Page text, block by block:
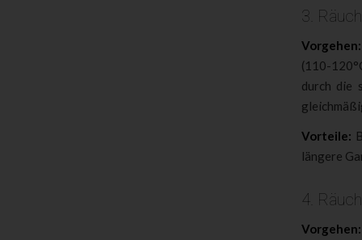
3.
Vorgehen:
(110-
durch die
Vorteile:
längere
4.
Vorgehen: